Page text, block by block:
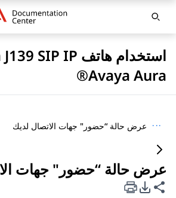
Avaya Aura®
··· عرض حالة “حضور" جهات الاتصال لديك
عرض حالة “حضور" جهات
مشاركة هذه الصفحة
خيارات تصدير PDF